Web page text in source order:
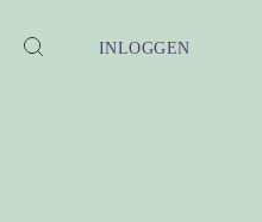
INLOGGEN